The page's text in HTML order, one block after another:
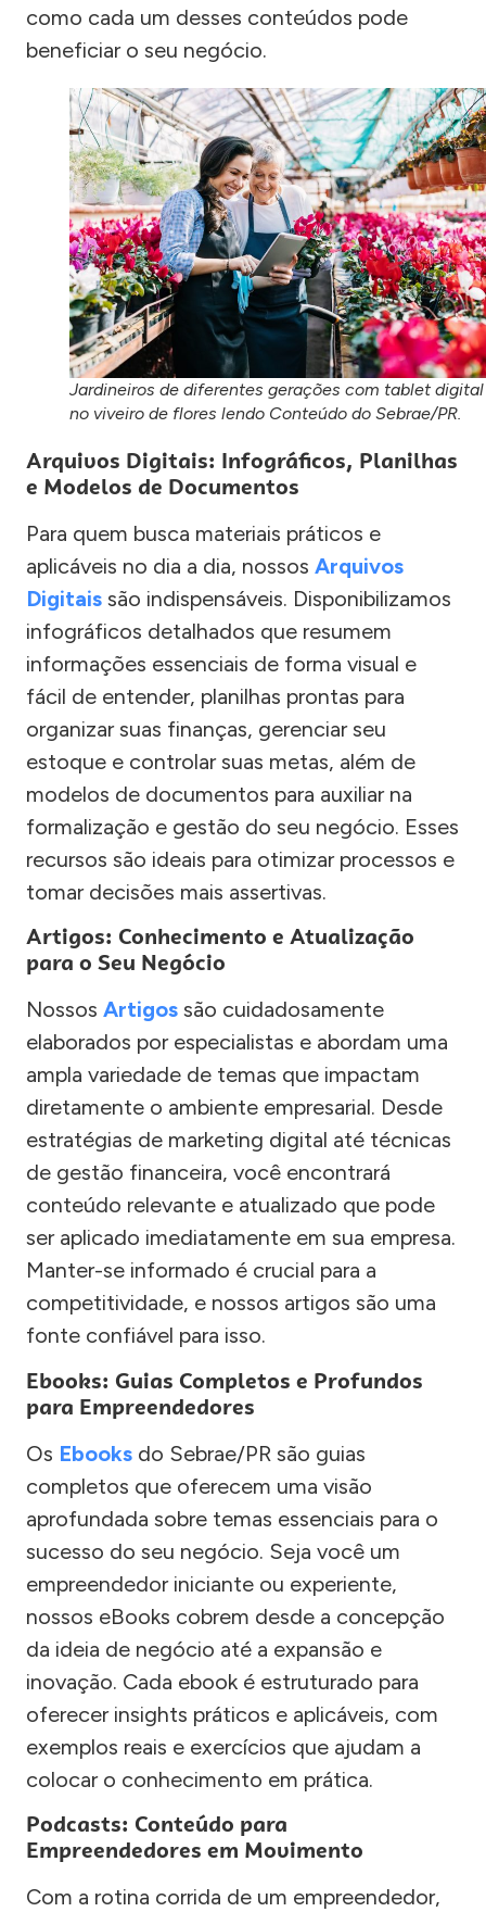
como cada um desses conteúdos pode
beneficiar o seu negócio.
Jardineiros de diferentes gerações com tablet digital
no viveiro de flores lendo Conteúdo do Sebrae/PR.
Arquivos Digitais: Infográficos, Planilhas
e Modelos de Documentos
Para quem busca materiais práticos e
aplicáveis no dia a dia, nossos Arquivos
Digitais são indispensáveis. Disponibilizamos
infográficos detalhados que resumem
informações essenciais de forma visual e
fácil de entender, planilhas prontas para
organizar suas finanças, gerenciar seu
estoque e controlar suas metas, além de
modelos de documentos para auxiliar na
formalização e gestão do seu negócio. Esses
recursos são ideais para otimizar processos e
tomar decisões mais assertivas.
Artigos: Conhecimento e Atualização
para o Seu Negócio
Nossos Artigos são cuidadosamente
elaborados por especialistas e abordam uma
ampla variedade de temas que impactam
diretamente o ambiente empresarial. Desde
estratégias de marketing digital até técnicas
de gestão financeira, você encontrará
conteúdo relevante e atualizado que pode
ser aplicado imediatamente em sua empresa.
Manter-se informado é crucial para a
competitividade, e nossos artigos são uma
fonte confiável para isso.
Ebooks: Guias Completos e Profundos
para Empreendedores
Os Ebooks do Sebrae/PR são guias
completos que oferecem uma visão
aprofundada sobre temas essenciais para o
sucesso do seu negócio. Seja você um
empreendedor iniciante ou experiente,
nossos eBooks cobrem desde a concepção
da ideia de negócio até a expansão e
inovação. Cada ebook é estruturado para
oferecer insights práticos e aplicáveis, com
exemplos reais e exercícios que ajudam a
colocar o conhecimento em prática.
Podcasts: Conteúdo para
Empreendedores em Movimento
Com a rotina corrida de um empreendedor,